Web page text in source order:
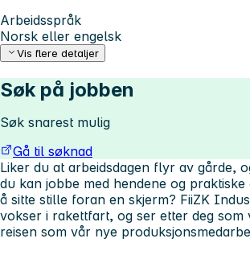
Arbeidsspråk
Norsk eller engelsk
Vis flere detaljer
Søk på jobben
Søk snarest mulig
Gå til søknad
Liker du at arbeidsdagen flyr av gårde,
du kan jobbe med hendene og
å sitte stille foran en skjerm? FiiZK
vokser i rakettfart, og ser etter deg
reisen som vår nye